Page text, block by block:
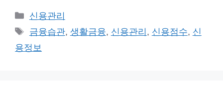
카
테
리
신용관리
태
그
금융습관, 생활금융, 신용관리 , 신용점수, 신
용정보